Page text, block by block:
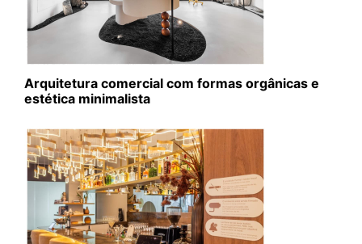
Arquitetura comercial com formas orgânicas e
estética minimalista